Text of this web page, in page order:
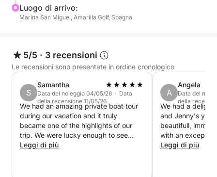
A differenza delle escursioni affollate, qui sarai tu a
decidere il ritmo e lo stile dell’avventura.
Luogo di arrivo:
Marina San Miguel, Amarilla Golf, Spagna
5/5 · 3 recensioni
Le recensioni sono presentate in ordine cronologico
S
Samantha
Data del noleggio 04/05/26 · Data
della recensione 11/05/26
We had an amazing private boat tour
during our vacation and it truly
became one of the highlights of our
trip. We were lucky enough to see
dolphins, enjoy complete relaxation on
Leggi di più
A
Angela
Data del
della
We had a
and Jenny's
beautifull,
with an
interior. It would
Leggi di più